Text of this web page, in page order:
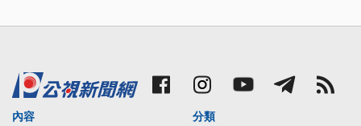
內容
分類